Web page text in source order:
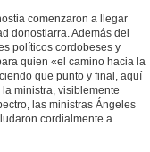
comenzaron a llegar
donostiarra. Además del
políticos cordobeses y
quien «el camino hacia la
que punto y final, aquí
ministra, visiblemente
las ministras Ángeles
cordialmente a